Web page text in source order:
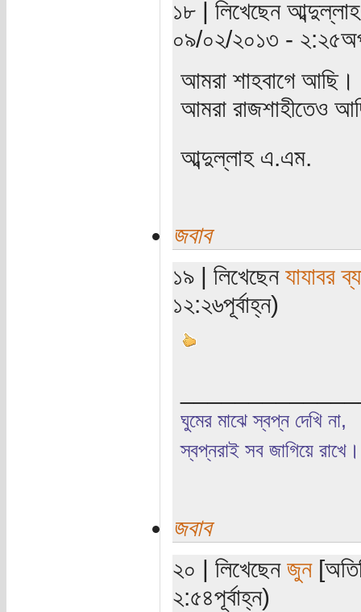
১৮ | লিখেছেন
০৯/০২/২০১৩ -
আমরা শাহবাগে আছি।
আমরা রাজশাহীতেও
আব্দুল্লাহ এ.এম.
জবাব
১৯ | লিখেছেন যাযাবর
১২:২৬পূর্বাহ্ন)
ঘুমের মাঝে স্বপ্ন দেখি না,
স্বপ্নরাই সব জাগিয়ে রাখে।
জবাব
২০ | লিখেছেন জুন
২:৫৪পূর্বাহ্ন)